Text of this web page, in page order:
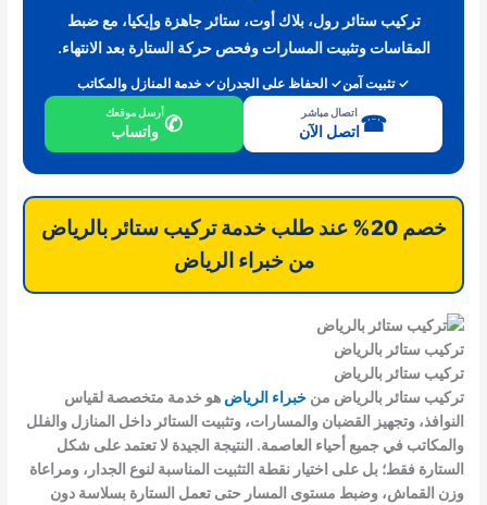
تركيب ستائر رول، بلاك أوت، ستائر جاهزة وإيكيا، مع ضبط
المقاسات وتثبيت المسارات وفحص حركة الستارة بعد الانتهاء.
✓ تثبيت آمن✓ الحفاظ على الجدران✓ خدمة المنازل والمكاتب
☎ اتصال مباشر
اتصل الآن ✆أرسل موقعك
واتساب
خصم 20% عند طلب خدمة تركيب ستائر بالرياض
من خبراء الرياض
تركيب ستائر بالرياض
تركيب ستائر بالرياض
تركيب ستائر بالرياض منخبراء الرياض هو خدمة متخصصة لقياس
النوافذ، وتجهيز القضبان والمسارات، وتثبيت الستائر داخل المنازل والفلل
والمكاتب في جميع أحياء العاصمة. النتيجة الجيدة لا تعتمد على شكل
الستارة فقط؛ بل على اختيار نقطة التثبيت المناسبة لنوع الجدار، ومراعاة
وزن القماش، وضبط مستوى المسار حتى تعمل الستارة بسلاسة دون